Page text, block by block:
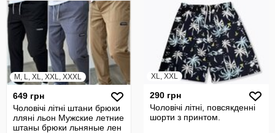
M, L, XL, XXL, XXXL
649 грн
Чоловічі літні штани брюки
лляні льон Мужские летние
штаны брюки льняные лен
XL, XXL
290 грн
Чоловічі літні, повсякденні
шорти з принтом.